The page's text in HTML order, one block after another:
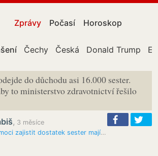
Zprávy Počasí Horoskop
Čechy Česká Donald Trump
do důchodu asi 16.000 sester.
to ministerstvo zdravotnictví řešilo
, 3 měsíce
Vojtěch: Pomoci zajistit dostatek sester mají cizinky i virtuální…